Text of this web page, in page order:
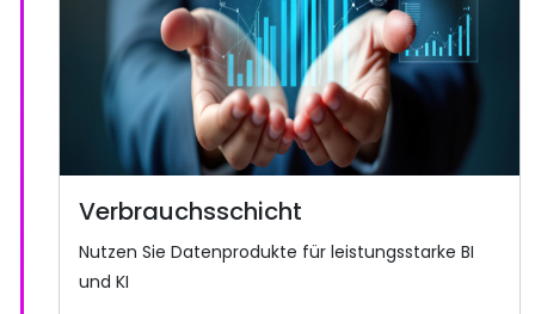
Verbrauchsschicht
Nutzen Sie Datenprodukte für leistungsstarke BI
und KI